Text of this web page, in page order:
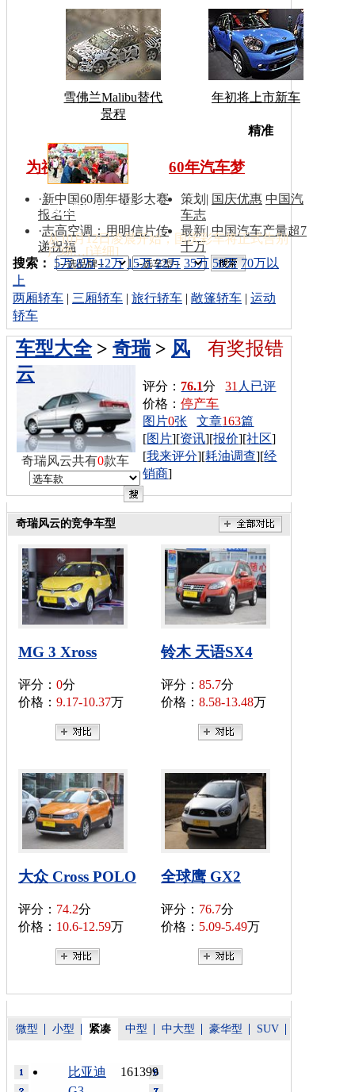
雪佛兰Malibu替代
景程
年初将上市新车
国庆彩车撤离天安门
从10月12日凌晨开始，国庆彩车将正式告别
广场…[详细 ]
为祖国同喝彩
·新中国60周年摄影大赛
报名中
·志高空调：用明信片传
递祝福
60年汽车梦
策划 | 国庆优惠 中国汽
车志
最新|中国汽车产量超7
千万
车型搜
索：
精准
搜索： 5万 8万 12万 15万 22万 35万 50万 70万以
上
两厢轿车 | 三厢轿车 | 旅行轿车 | 敞篷轿车 | 运动
轿车
有奖报错
车型大全> 奇瑞> 风
云
评分： 76.1分31 人已评
价格：停产车
图片0张 文章163篇
[图片][资讯][报价][社区]
[我来评分][耗油调查][经
销商]
奇瑞风云共有0款车
奇瑞风云的竞争车型
MG 3 Xross
评分： 0分
价格： 9.17-10.37万
铃木 天语SX4
评分： 85.7分
价格： 8.58-13.48万
大众 Cross POLO
评分： 74.2分
价格： 10.6-12.59万
全球鹰 GX2
评分： 76.7分
价格： 5.09-5.49万
微型 小型 紧凑 中型 中大型 豪华型 SUV
161399
比亚迪